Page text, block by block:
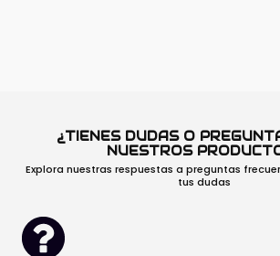
¿TIENES DUDAS O
NUESTROS
Explora nuestras respuestas a preguntas
tus dudas